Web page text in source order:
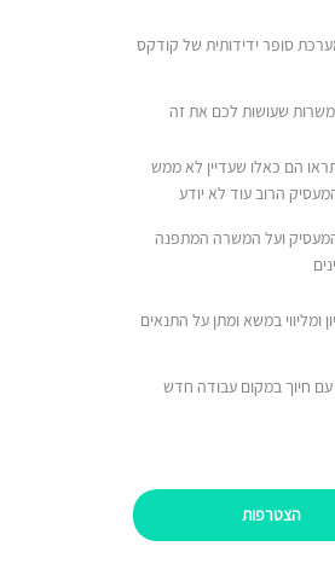
סופר ידידותית של קודקס
שעושות לכם את זה
הם כאלו שעדיין לא ממש
הרוב עוד לא יודע
ועל המשרה המתפנה
ומליווי במשא ומתן על התנאים
חיוך במקום עבודה חדש
הצטרפות